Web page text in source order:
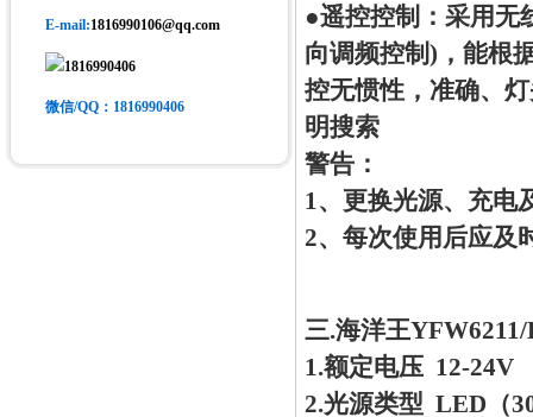
E-mail:1816990106@qq.com
1816990406
微信/QQ：1816990406
●遥控控制：采用无
向调频控制)，能根
控无惯性，准确、
明搜索
警告：
1、更换光源、充电
2、每次使用后应及
三.海洋王
1.额定电压 12-24V
2.光源类型 LED（